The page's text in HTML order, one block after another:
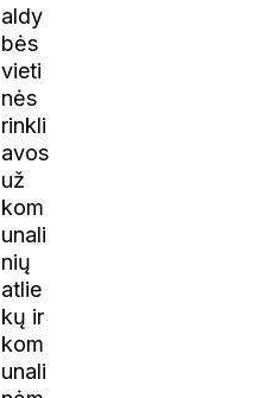
aldy
bės
vieti
nės
rinkli
avos
už
kom
unali
nių
atlie
kų ir
kom
unali